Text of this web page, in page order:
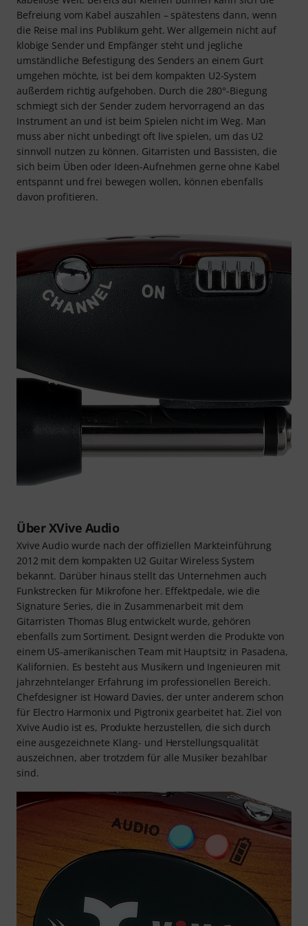
Befreiung vom Kabel auszahlen – spätestens dann, wenn
die Reise mal ins Publikum geht. Wer allgemein nicht auf
klobige Sender und Empfänger steht und jegliche
umständliche Befestigung des Senders an einem Gurt
umgehen möchte, ist bei dem kompakten U2-System
außerdem richtig aufgehoben. Durch die 280°-Biegung
schmiegt sich der Sender zudem hervorragend an das
Instrument an und ist beim Spielen nicht im Weg. Man
muss aber nicht unbedingt oft live spielen, um das U2
sinnvoll nutzen zu können. Gitarristen und Bassisten, die
sich beim Üben oder Ideen-Aufnehmen gerne ohne Kabel
entspannt und frei bewegen wollen, können ebenfalls
davon profitieren.
Über XVive Audio
Xvive Audio wurde nach der offiziellen Markteinführung
2012 mit dem kompakten U2 Guitar Wireless System
bekannt. Darüber hinaus stellt das Unternehmen auch
Funkstrecken für Mikrofone her. Effektpedale, wie die
Signature Series, die in Zusammenarbeit mit dem
Gitarristen Thomas Blug entwickelt wurde, gehören
ebenfalls zum Sortiment. Designt werden die Produkte von
einem US-amerikanischen Team mit Hauptsitz in Pasadena,
Kalifornien. Es besteht aus Musikern und Ingenieuren mit
jahrzehntelanger Erfahrung im professionellen Bereich.
Chefdesigner ist Howard Davies, der unter anderem schon
für Electro Harmonix und Pigtronix gearbeitet hat. Ziel von
Xvive Audio ist es, Produkte herzustellen, die sich durch
eine ausgezeichnete Klang- und Herstellungsqualität
auszeichnen, aber trotzdem für alle Musiker bezahlbar
sind.